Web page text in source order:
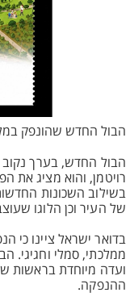
הבול החדש שהונפק במלאת 100 שנים
הבול החדש, בערך
רויטמן, והוא מציג את
בשילוב השכונות
של העיר וכן הלוגו שעוצב
בדואר ישראל ציינו כי
ממלכתי, סמלי וחגיגי.
ועדה מיוחדת בראשות
ההנפקה.